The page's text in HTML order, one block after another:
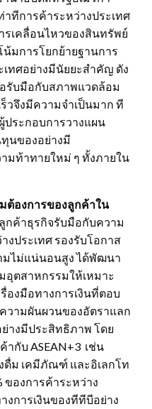
ทีการค้าระหว่างประเทศ
รเคลื่อนไหวของสินทรัพย์
น้มการโยกย้ายฐานการ
ทศอย่างมีนัยยะสำคัญ ดัง
รับมือกับสภาพแวดล้อม
วจึงมีความจำเป็นมาก ที
ระกอบการวางแผน
นของอย่างมี
มท้าทายใหม่ ๆ ทั้งภายใน
ต้องการของลูกค้าใน
กค้าธุรกิจรับมือกับความ
งประเทศ รองรับโอกาส
ไม่แน่นอนสูง ได้พัฒนา
อุตสาหกรรมให้เหมาะ
องมือทางการเงินที่ตอบ
วามผันผวนของอัตราแลก
างมีประสิทธิภาพ โดย
กับ ASEAN+3 เช่น
ดื่ม เคมีภัณฑ์ และอิเลกโท
ของการค้าระหว่าง
งการเงินของทีทีบีอย่าง